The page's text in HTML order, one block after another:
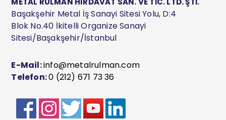
Başakşehir Metal İş Sanayi Sitesi Yolu, D:4
Blok No.40 İkitelli Organize Sanayi
Sitesi/Başakşehir/İstanbul
E-Mail:info@metalrulman.com
Telefon:0 (212) 671 73 36